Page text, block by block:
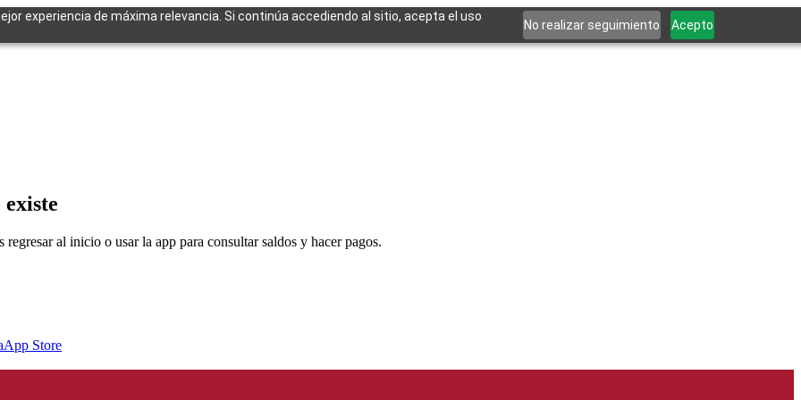
experiencia de máxima relevancia. Si continúa accediendo al sitio, acepta el uso
No realizar seguimiento Acepto
al inicio o usar la app para consultar saldos y hacer pagos.
App Store